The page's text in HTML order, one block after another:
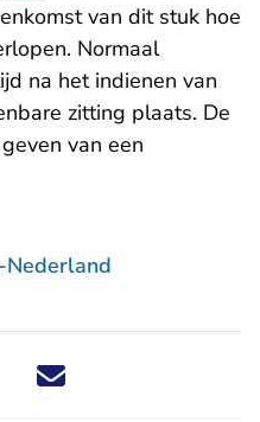
van dit stuk hoe
Normaal
na het indienen van
zitting plaats. De
van een
Nederland
dit nieuwsbericht via X -
Deel dit nieuwsbericht via
Deel dit nieuwsbericht
Deel dit